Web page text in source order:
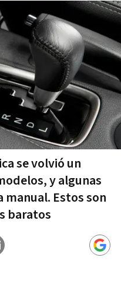
se volvió un
y algunas
manual. Estos son
baratos